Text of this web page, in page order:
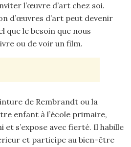
l’œuvre d’art chez soi.
d’œuvres d’art peut devenir
que le besoin que nous
ou de voir un film.
de Rembrandt ou la
enfant à l’école primaire,
et s’expose avec fierté. Il habille
et participe au bien-être